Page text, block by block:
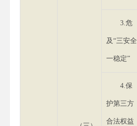
3.危
及“三安全
一稳定”
4.保
护第三方
合法权益